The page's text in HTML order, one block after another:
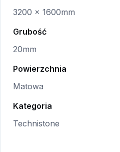
3200 x 1600mm
Grubość
20mm
Powierzchnia
Matowa
Kategoria
Technistone